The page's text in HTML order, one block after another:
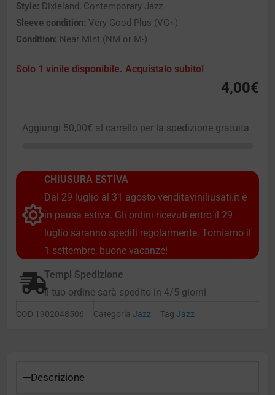
Style: Dixieland, Contemporary Jazz
Sleeve condition: Very Good Plus (VG+)
Condition: Near Mint (NM or M-)
Solo 1 vinile disponibile. Acquistalo subito!
4,00€
Aggiungi 50,00€ al carrello per la spedizione gratuita
CHIUSURA ESTIVA
Dal 29 luglio al 31 agosto venditaviniliusati.it è
in pausa estiva. Gli ordini ricevuti entro il 29
luglio saranno spediti regolarmente. Torniamo il
1 settembre, buone vacanze!
Tempi Spedizione
Il tuo ordine sarà spedito in 4/5 giorni
COD 1902048506 Categoria Jazz Tag Jazz
Descrizione